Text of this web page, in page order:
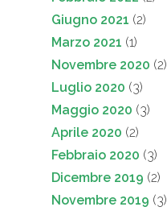
Giugno 2021 (2)
Marzo 2021 (1)
Novembre 2020 (2)
Luglio 2020 (3)
Maggio 2020 (3)
Aprile 2020 (2)
Febbraio 2020 (3)
Dicembre 2019 (2)
Novembre 2019 (3)